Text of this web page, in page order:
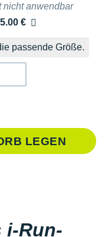
nicht anwendbar
€
passende Größe.
LEGEN
i-Run-